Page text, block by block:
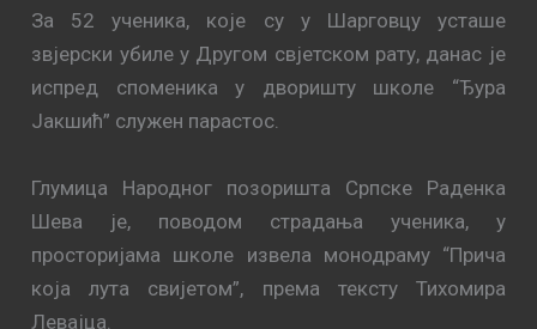
За 52 ученика, које су у Шарговцу усташе
звјерски убиле у Другом свјетском рату, данас је
испред споменика у дворишту школе “Ђура
Јакшић” служен парастос.
Глумица Народног позоришта Српске Раденка
Шева је, поводом страдања ученика, у
просторијама школе извела монодраму “Прича
која лута свијетом”, према тексту Тихомира
Левајца.